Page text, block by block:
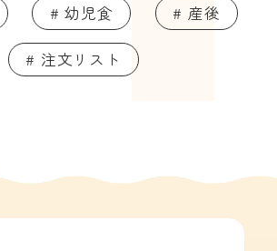
# 幼児食 # 産後
# 注文リスト